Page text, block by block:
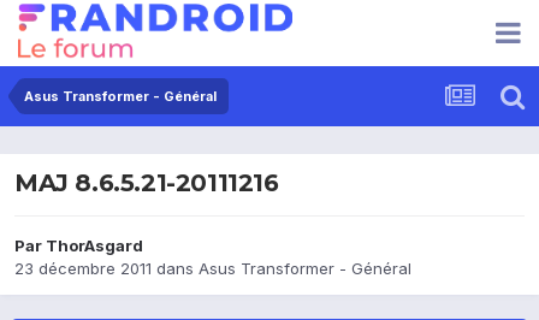
Asus Transformer - Général
MAJ 8.6.5.21-20111216
Par ThorAsgard
23 décembre 2011 dans Asus Transformer - Général